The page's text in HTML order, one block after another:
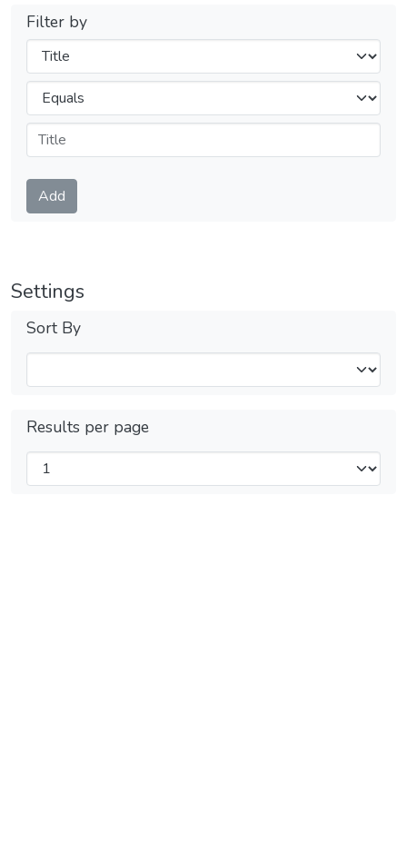
Filter by
Filters
Operators
Submit
Add
Settings
Sort By
Results per page